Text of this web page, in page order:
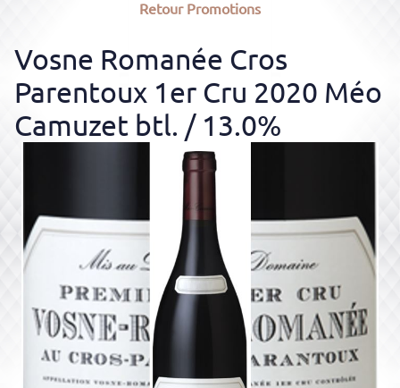
RetourPromotions
Vosne Romanée Cros
Parentoux 1er Cru 2020 Méo
Camuzet btl. / 13.0%